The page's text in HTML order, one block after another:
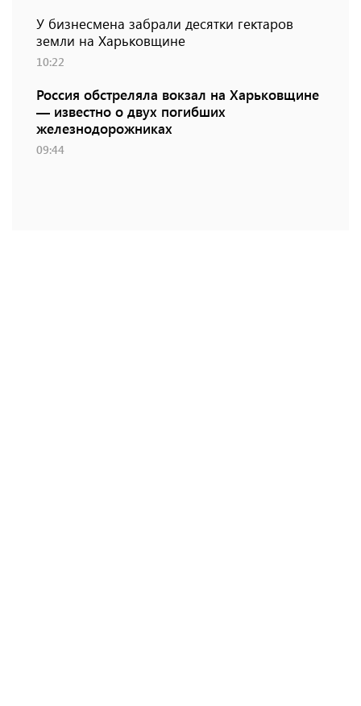
У бизнесмена забрали десятки гектаров
земли на Харьковщине
10:22
Россия обстреляла вокзал на Харьковщине
— известно о двух погибших
железнодорожниках
09:44